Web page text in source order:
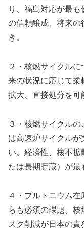
り、福島対応が最
の信頼醸成、将来の
き。
２・核燃サイクル
来の状況に応じて柔
拡大、直接処分を可
３・核燃サイクルの
は高速炉サイクル
い。経済性、核不拡
たは長期貯蔵）が最
４・プルトニウム
らも必須の課題。核
スク削減が日本の責